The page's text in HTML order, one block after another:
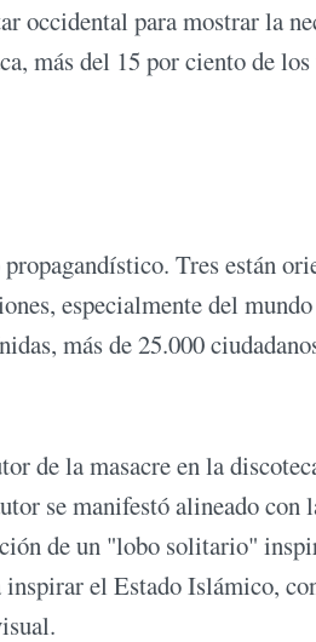
occidental para mostrar la
más del 15 por ciento de los
Tres están
especialmente del
más de 25.000
de la masacre en la
se manifestó alineado con
de un "lobo solitario"
el Estado Islámico,